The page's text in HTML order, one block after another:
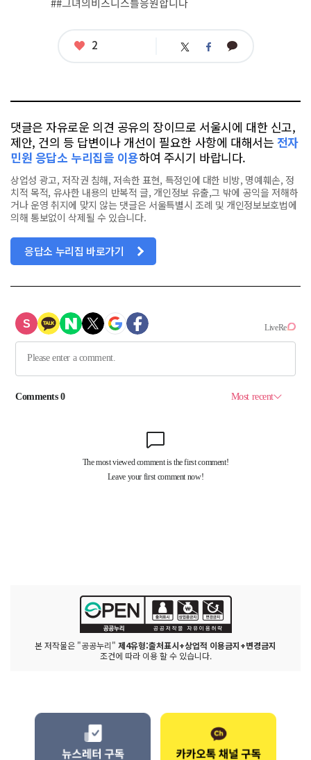
태
좋
2 트 페 카
댓글은 자유로운 의견 공유의 장이므로 서울시에 대한 신고,
제안, 건의 등 답변이나 개선이 필요한 사항에 대해서는 전자
민원 응답소 누리집을 이용하여 주시기 바랍니다.
상업성 광고, 저작권 침해, 저속한 표현, 특정인에 대한 비방, 명예훼손, 정
치적 목적, 유사한 내용의 반복적 글, 개인정보 유출,그 밖에 공익을 저해하
거나 운영 취지에 맞지 않는 댓글은 서울특별시 조례 및 개인정보보호법에
의해 통보없이 삭제될 수 있습니다.
응답소 누리집 바로가기
본 저작물은 "공공누리" 제4유형:출처표시+상업적 이용금지+변경금지
조건에 따라 이용 할 수 있습니다.